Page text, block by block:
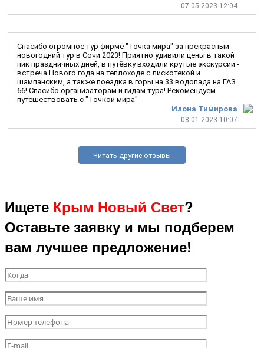
07.05.2023 12:04
Илона Тимирова
08.01.2023 10:07
Спасибо огромное тур фирме "Точка мира" за прекрасный
новогодний тур в Сочи 2023! Приятно удивили цены в такой
пик праздничных дней, в путёвку входили крутые экскурсии -
встреча Нового года на теплоходе с лискотекой и
шампанским, а также поездка в горы на 33 водопада на ГАЗ
66! Спасибо организаторам и гидам тура! Рекомендуем
путешествовать с "Точкой мира"
Читать другие отзывы
Ищете Крым Новый Свет?
Оставьте заявку и мы подберем
вам лучшее предложение!